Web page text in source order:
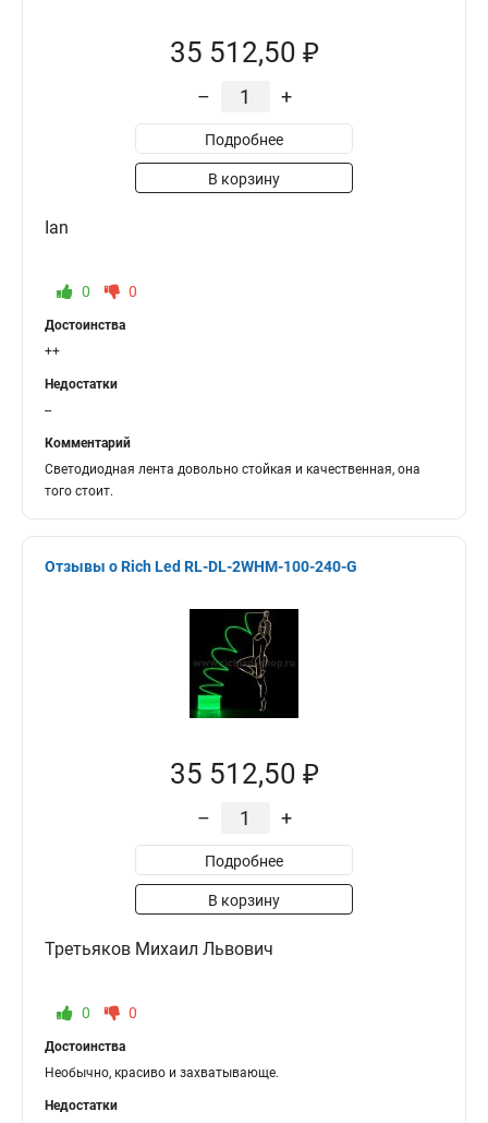
35 512,50 ₽
– +
Подробнее
В корзину
Ian
0 0
Достоинства
++
Недостатки
--
Комментарий
Светодиодная лента довольно стойкая и качественная, она
того стоит.
Отзывы о Rich Led RL-DL-2WHM-100-240-G
35 512,50 ₽
– +
Подробнее
В корзину
Третьяков Михаил Львович
0 0
Достоинства
Необычно, красиво и захватывающе.
Недостатки